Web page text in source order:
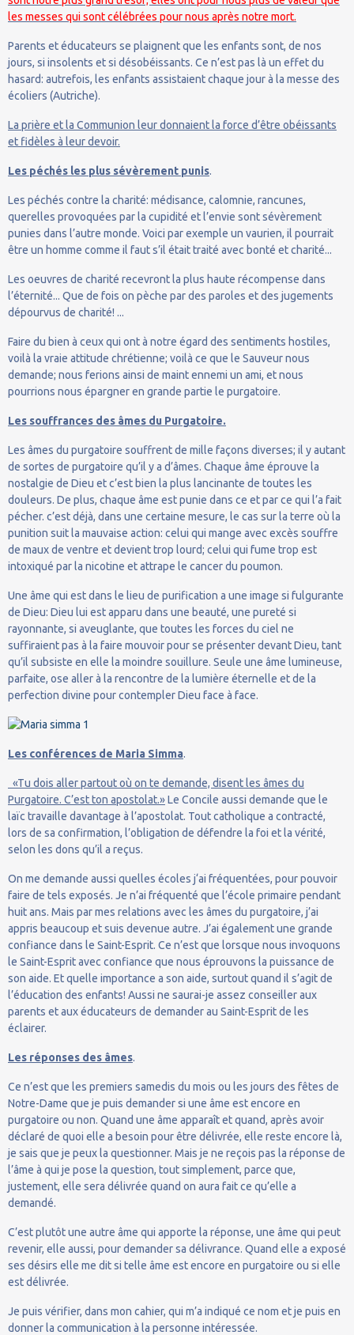
les messes qui sont célébrées pour nous après notre mort.
Parents et éducateurs se plaignent que les enfants sont, de nos
jours, si insolents et si désobéissants. Ce n’est pas là un effet du
hasard: autrefois, les enfants assistaient chaque jour à la messe des
écoliers (Autriche).
La prière et la Communion leur donnaient la force d’être obéissants
et fidèles à leur devoir.
Les péchés les plus sévèrement punis.
Les péchés contre la charité: médisance, calomnie, rancunes,
querelles provoquées par la cupidité et l’envie sont sévèrement
punies dans l’autre monde. Voici par exemple un vaurien, il pourrait
être un homme comme il faut s’il était traité avec bonté et charité...
Les oeuvres de charité recevront la plus haute récompense dans
l’éternité... Que de fois on pèche par des paroles et des jugements
dépourvus de charité! ...
Faire du bien à ceux qui ont à notre égard des sentiments hostiles,
voilà la vraie attitude chrétienne; voilà ce que le Sauveur nous
demande; nous ferions ainsi de maint ennemi un ami, et nous
pourrions nous épargner en grande partie le purgatoire.
Les souffrances des âmes du Purgatoire.
Les âmes du purgatoire souffrent de mille façons diverses; il y autant
de sortes de purgatoire qu’il y a d’âmes. Chaque âme éprouve la
nostalgie de Dieu et c’est bien la plus lancinante de toutes les
douleurs. De plus, chaque âme est punie dans ce et par ce qui l’a fait
pécher. c’est déjà, dans une certaine mesure, le cas sur la terre où la
punition suit la mauvaise action: celui qui mange avec excès souffre
de maux de ventre et devient trop lourd; celui qui fume trop est
intoxiqué par la nicotine et attrape le cancer du poumon.
Une âme qui est dans le lieu de purification a une image si fulgurante
de Dieu: Dieu lui est apparu dans une beauté, une pureté si
rayonnante, si aveuglante, que toutes les forces du ciel ne
suffiraient pas à la faire mouvoir pour se présenter devant Dieu, tant
qu’il subsiste en elle la moindre souillure. Seule une âme lumineuse,
parfaite, ose aller à la rencontre de la lumière éternelle et de la
perfection divine pour contempler Dieu face à face.
Les conférences de Maria Simma.
«Tu dois aller partout où on te demande, disent les âmes du
Purgatoire. C’est ton apostolat.»Le Concile aussi demande que le
laïc travaille davantage à l’apostolat. Tout catholique a contracté,
lors de sa confirmation, l’obligation de défendre la foi et la vérité,
selon les dons qu’il a reçus.
On me demande aussi quelles écoles j‘ai fréquentées, pour pouvoir
faire de tels exposés. Je n’ai fréquenté que l’école primaire pendant
huit ans. Mais par mes relations avec les âmes du purgatoire, j’ai
appris beaucoup et suis devenue autre. J’ai également une grande
confiance dans le Saint-Esprit. Ce n’est que lorsque nous invoquons
le Saint-Esprit avec confiance que nous éprouvons la puissance de
son aide. Et quelle importance a son aide, surtout quand il s’agit de
l’éducation des enfants! Aussi ne saurai-je assez conseiller aux
parents et aux éducateurs de demander au Saint-Esprit de les
éclairer.
Les réponses des âmes.
Ce n’est que les premiers samedis du mois ou les jours des fêtes de
Notre-Dame que je puis demander si une âme est encore en
purgatoire ou non. Quand une âme apparaît et quand, après avoir
déclaré de quoi elle a besoin pour être délivrée, elle reste encore là,
je sais que je peux la questionner. Mais je ne reçois pas la réponse de
l’âme à qui je pose la question, tout simplement, parce que,
justement, elle sera délivrée quand on aura fait ce qu’elle a
demandé.
C’est plutôt une autre âme qui apporte la réponse, une âme qui peut
revenir, elle aussi, pour demander sa délivrance. Quand elle a exposé
ses désirs elle me dit si telle âme est encore en purgatoire ou si elle
est délivrée.
Je puis vérifier, dans mon cahier, qui m’a indiqué ce nom et je puis en
donner la communication à la personne intéressée.